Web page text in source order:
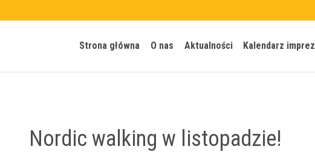
Strona główna O nas Aktualności Kalendarz imprez
Nordic walking w listopadzie!